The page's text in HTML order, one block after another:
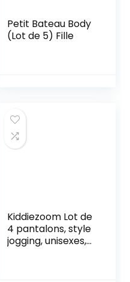
Petit Bateau Body
(Lot de 5) Fille
Kiddiezoom Lot de
4 pantalons, style
jogging, unisexes,